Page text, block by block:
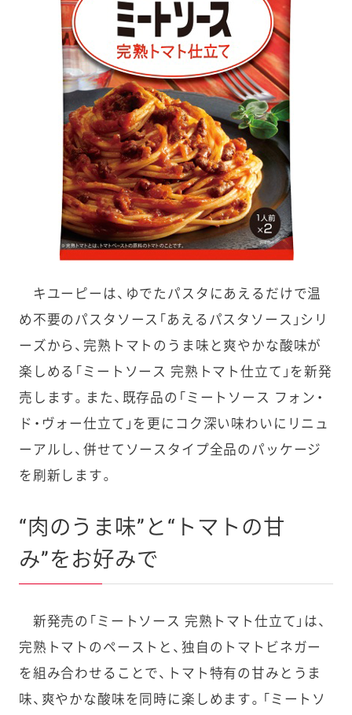
キユーピーは、ゆでたパスタにあえるだけで温
め不要のパスタソース「あえるパスタソース」シリ
ーズから、完熟トマトのうま味と爽やかな酸味が
楽しめる「ミートソース 完熟トマト仕立て」を新発
売します。また、既存品の「ミートソース フォン・
ド・ヴォー仕立て」を更にコク深い味わいにリニュ
ーアルし、併せてソースタイプ全品のパッケージ
を刷新します。
“肉のうま味”と“トマトの甘
み”をお好みで
新発売の「ミートソース 完熟トマト仕立て」は、
完熟トマトのペーストと、独自のトマトビネガー
を組み合わせることで、トマト特有の甘みとうま
味、爽やかな酸味を同時に楽しめます。「ミートソ